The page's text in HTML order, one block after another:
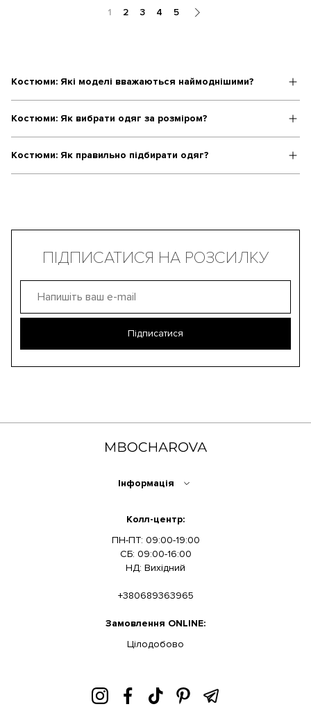
1 2 3 4 5
Костюми: Які моделі вважаються наймоднішими?
Костюми: Як вибрати одяг за розміром?
Костюми: Як правильно підбирати одяг?
ПІДПИСАТИСЯ НА РОЗСИЛКУ
Підписатися
Інформація
Колл-центр:
ПН-ПТ: 09:00-19:00
СБ: 09:00-16:00
НД: Вихідний
+380689363965
Замовлення ONLINE:
Цілодобово